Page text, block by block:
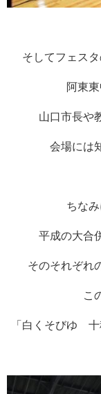
そしてフェス
阿東
山口市長や
会場には
ちな
平成の大合
そのそれぞれ
こ
「白くそびゆ